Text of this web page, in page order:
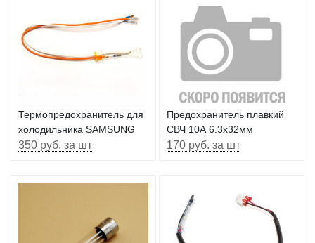
Термопредохранитель для
холодильника SAMSUNG
350 руб. за шт
Предохранитель плавкий
СВЧ 10А 6.3х32мм
170 руб. за шт